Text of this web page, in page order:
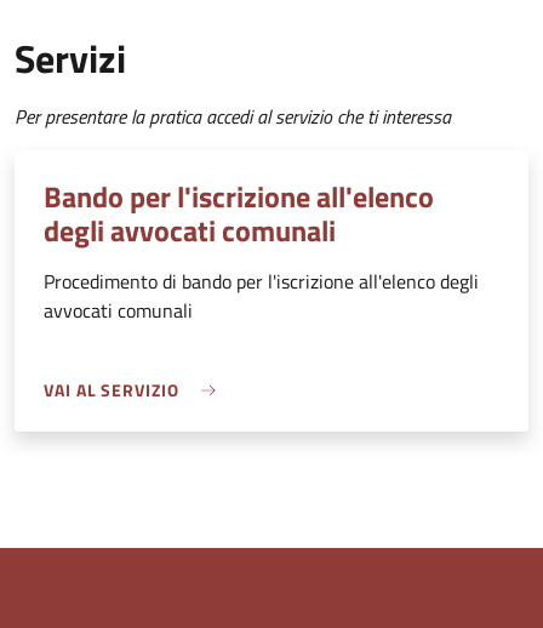
Servizi
Per presentare la pratica accedi al servizio che ti interessa
Bando per l'iscrizione all'elenco
degli avvocati comunali
Procedimento di bando per l'iscrizione all'elenco degli
avvocati comunali
VAI AL SERVIZIO